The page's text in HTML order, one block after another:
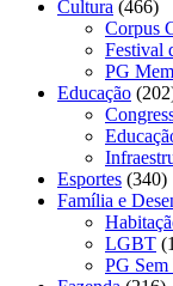
Cultura (466)
Corpus
Festival
PG
Educação
Esportes (340)
Família e
LGBT
PG Sem